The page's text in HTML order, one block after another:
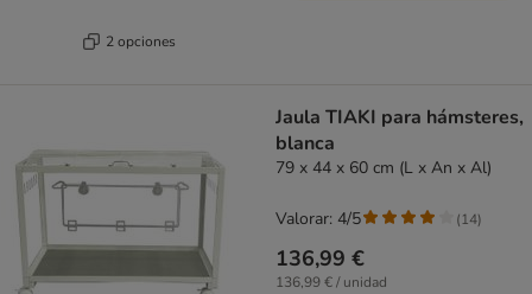
2 opciones
Jaula TIAKI para hámsteres,
blanca
79 x 44 x 60 cm (L x An x Al)
136,99 €
136,99 € / unidad
Valorar: 4/5 (14)